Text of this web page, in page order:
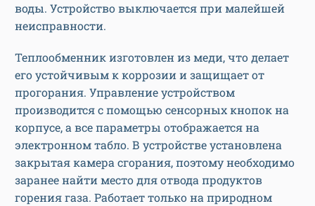
воды. Устройство выключается при малейшей
неисправности.
Теплообменник изготовлен из меди, что делает
его устойчивым к коррозии и защищает от
прогорания. Управление устройством
производится с помощью сенсорных кнопок на
корпусе, а все параметры отображается на
электронном табло. В устройстве установлена
закрытая камера сгорания, поэтому необходимо
заранее найти место для отвода продуктов
горения газа. Работает только на природном